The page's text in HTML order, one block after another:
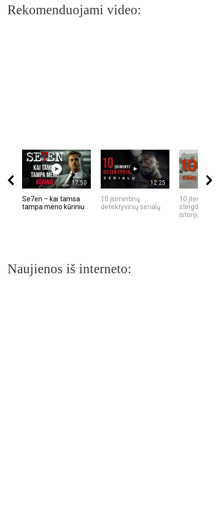
Rekomenduojami video:
17:50
Se7en – kai tamsa
tampa meno kūriniu
12:25
10 įsimintinų
detektyvinių serialų
10 įtemptų,
stingdančių
istorijų
Naujienos iš interneto: